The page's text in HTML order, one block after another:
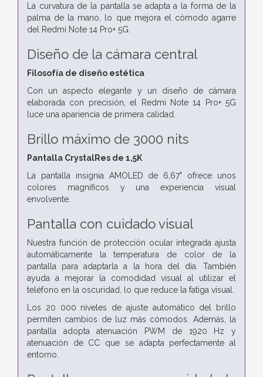
La curvatura de la pantalla se adapta a la forma de la
palma de la mano, lo que mejora el cómodo agarre
del Redmi Note 14 Pro+ 5G.
Diseño de la cámara central
Filosofía de diseño estética
Con un aspecto elegante y un diseño de cámara
elaborada con precisión, el Redmi Note 14 Pro+ 5G
luce una apariencia de primera calidad.
Brillo máximo de 3000 nits
Pantalla CrystalRes de 1,5K
La pantalla insignia AMOLED de 6,67" ofrece unos
colores magníficos y una experiencia visual
envolvente.
Pantalla con cuidado visual
Nuestra función de protección ocular integrada ajusta
automáticamente la temperatura de color de la
pantalla para adaptarla a la hora del día. También
ayuda a mejorar la comodidad visual al utilizar el
teléfono en la oscuridad, lo que reduce la fatiga visual.
Los 20 000 niveles de ajuste automático del brillo
permiten cambios de luz más cómodos. Además, la
pantalla adopta atenuación PWM de 1920 Hz y
atenuación de CC que se adapta perfectamente al
entorno.